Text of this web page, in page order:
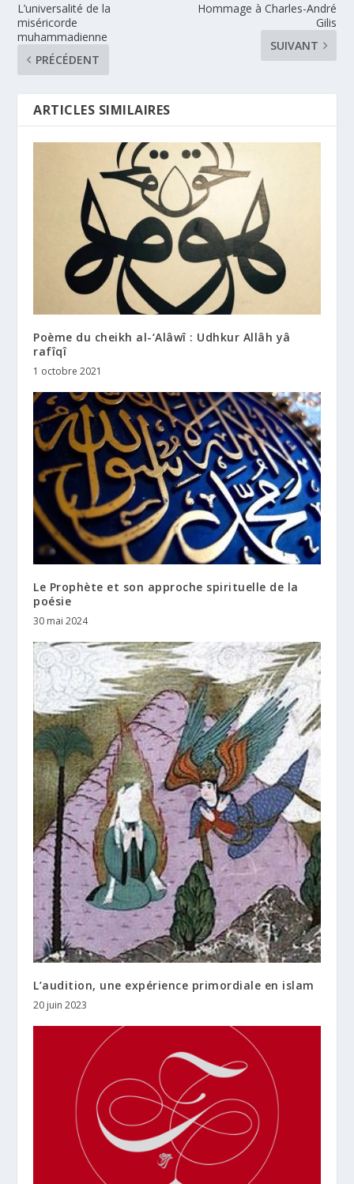
L’universalité de la
miséricorde
muhammadienne
PRÉCÉDENT
Hommage à Charles-André
Gilis
SUIVANT
ARTICLES SIMILAIRES
Poème du cheikh al-‘Alâwî : Udhkur Allâh yâ
rafîqî
1 octobre 2021
Le Prophète et son approche spirituelle de la
poésie
30 mai 2024
L’audition, une expérience primordiale en islam
20 juin 2023